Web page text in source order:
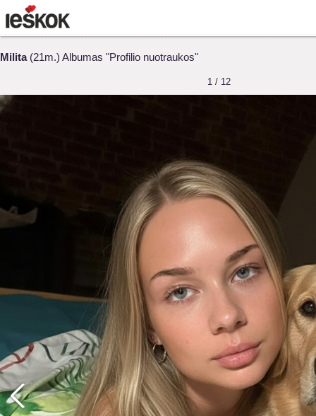
Milita(21m.) Albumas "Profilio nuotraukos"
1 / 12